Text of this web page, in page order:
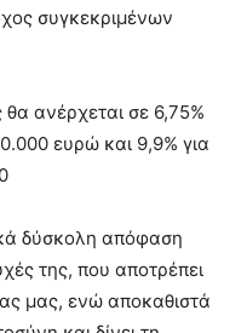
συγκεκριμένων
ανέρχεται σε 6,75%
ευρώ και 9,9% για
δύσκολη απόφαση
της, που αποτρέπει
μας, ενώ αποκαθιστά